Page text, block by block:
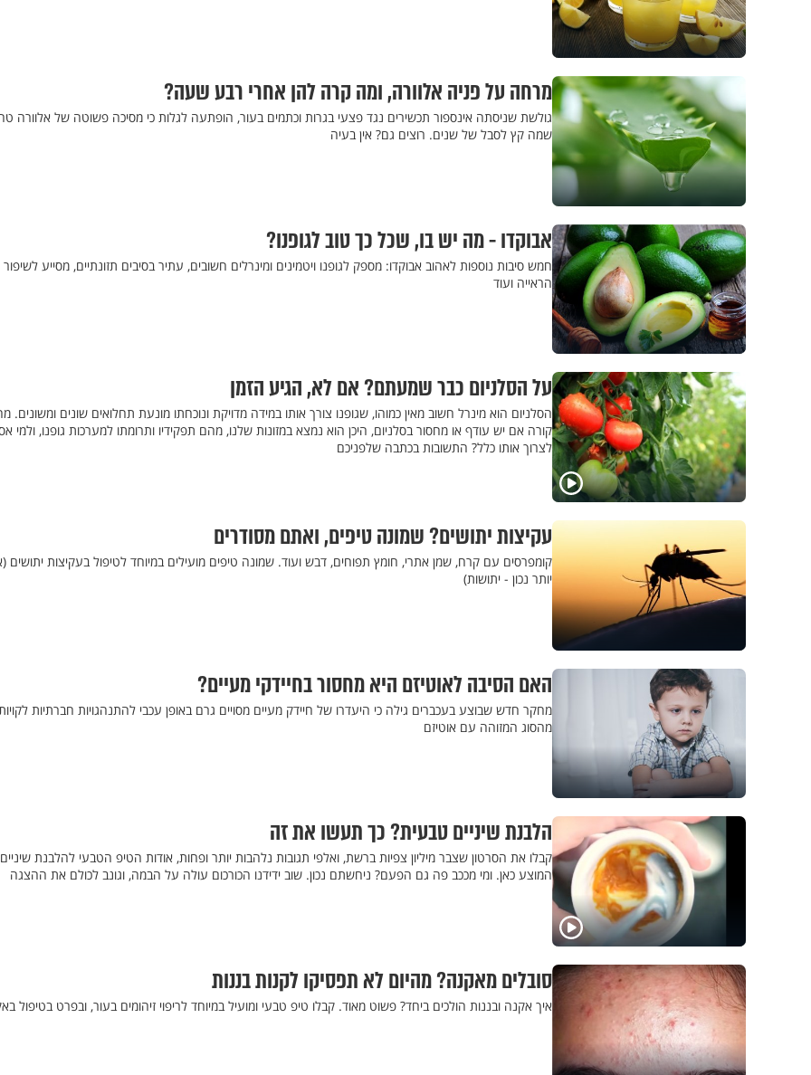
מרחה על פניה אלוורה, ומה קרה להן אחרי רבע שעה?
גולשת שניסתה אינספור תכשירים נגד פצעי בגרות וכתמים בעור, הופתעה לגלות כי מסיכה פשוטה של אלוורה
שמה קץ לסבל של שנים. רוצים גם? אין בעיה
אבוקדו - מה יש בו, שכל כך טוב לגופנו?
חמש סיבות נוספות לאהוב אבוקדו: מספק לגופנו ויטמינים ומינרלים חשובים, עתיר בסיבים תזונתיים, מסייע לשיפור
הראייה ועוד
על הסלניום כבר שמעתם? אם לא, הגיע הזמן
הסלניום הוא מינרל חשוב מאין כמוהו, שגופנו צורך אותו במידה מדויקת ונוכחתו מונעת תחלואים שונים ומשונים.
קורה אם יש עודף או מחסור בסלניום, היכן הוא נמצא במזונות שלנו, מהם תפקידיו ותרומתו למערכות גופנו, ולמי
לצרוך אותו כלל? התשובות בכתבה שלפניכם
עקיצות יתושים? שמונה טיפים, ואתם מסודרים
קומפרסים עם קרח, שמן אתרי, חומץ תפוחים, דבש ועוד. שמונה טיפים מועילים במיוחד לטיפול בעקיצות יתושים
יותר נכון - יתושות)
האם הסיבה לאוטיזם היא מחסור בחיידקי מעיים?
מחקר חדש שבוצע בעכברים גילה כי היעדרו של חיידק מעיים מסויים גרם באופן עכבי להתנהגויות חברתיות לקויות
מהסוג המזוהה עם אוטיזם
הלבנת שיניים טבעית? כך תעשו את זה
קבלו את הסרטון שצבר מיליון צפיות ברשת, ואלפי תגובות נלהבות יותר ופחות, אודות הטיפ הטבעי להלבנת
המוצע כאן. ומי מככב פה גם הפעם? ניחשתם נכון. שוב ידידנו הכורכום עולה על הבמה, וגונב לכולם את ההצגה
סובלים מאקנה? מהיום לא תפסיקו לקנות בננות
איך אקנה ובננות הולכים ביחד? פשוט מאוד. קבלו טיפ טבעי ומועיל במיוחד לריפוי זיהומים בעור, ובפרט בטיפול